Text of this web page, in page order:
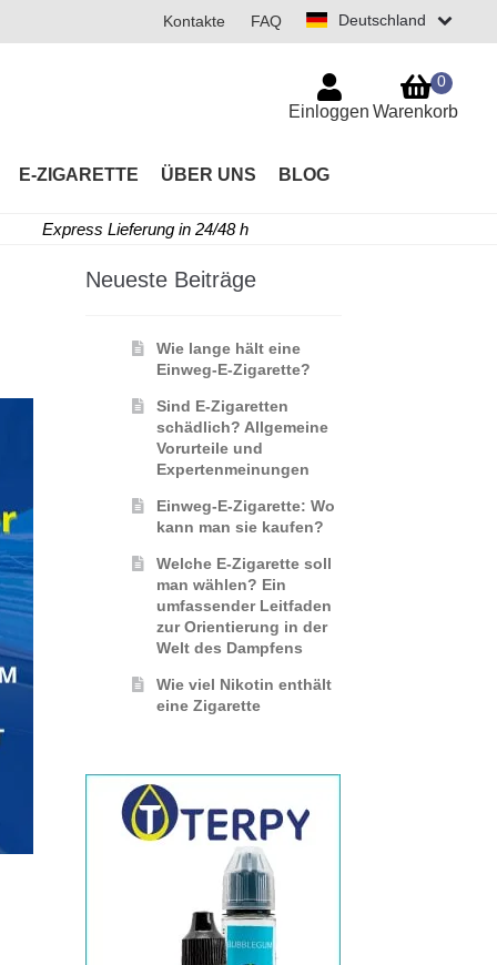
Deutschland
Kontakte FAQ
E-ZIGARETTE ÜBER UNS BLOG
Einloggen Warenkorb
0
Express Lieferung in 24/48 h
Neueste Beiträge
Wie lange hält eine
Einweg-E-Zigarette?
Sind E-Zigaretten
schädlich? Allgemeine
Vorurteile und
Expertenmeinungen
Einweg-E-Zigarette: Wo
kann man sie kaufen?
Welche E-Zigarette soll
man wählen? Ein
umfassender Leitfaden
zur Orientierung in der
Welt des Dampfens
Wie viel Nikotin enthält
eine Zigarette